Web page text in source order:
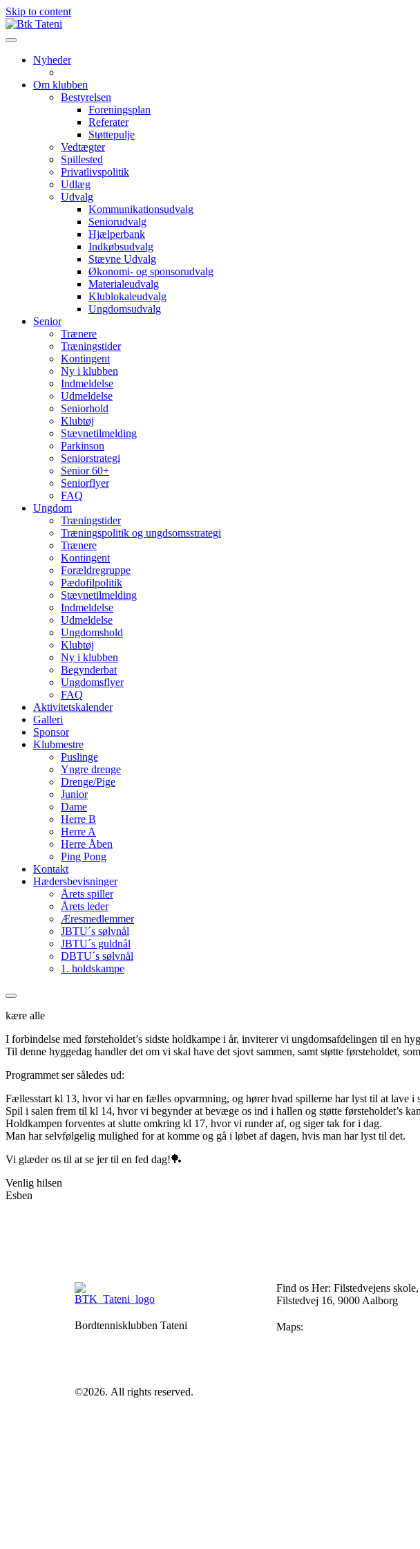
Skip to content
Nyheder
Om klubben
Bestyrelsen
Foreningsplan
Referater
Støttepulje
Vedtægter
Spillested
Privatlivspolitik
Udlæg
Udvalg
Kommunikationsudvalg
Seniorudvalg
Hjælperbank
Indkøbsudvalg
Stævne Udvalg
Økonomi- og sponsorudvalg
Materialeudvalg
Klublokaleudvalg
Ungdomsudvalg
Senior
Trænere
Træningstider
Kontingent
Ny i klubben
Indmeldelse
Udmeldelse
Seniorhold
Klubtøj
Stævnetilmelding
Parkinson
Seniorstrategi
Senior 60+
Seniorflyer
FAQ
Ungdom
Træningstider
Træningspolitik og ungdsomsstrategi
Trænere
Kontingent
Forældregruppe
Pædofilpolitik
Stævnetilmelding
Indmeldelse
Udmeldelse
Ungdomshold
Klubtøj
Ny i klubben
Begynderbat
Ungdomsflyer
FAQ
Aktivitetskalender
Galleri
Sponsor
Klubmestre
Puslinge
Yngre drenge
Drenge/Pige
Junior
Dame
Herre B
Herre A
Herre Åben
Ping Pong
Kontakt
Hædersbevisninger
Årets spiller
Årets leder
Æresmedlemmer
JBTU´s sølvnål
JBTU´s guldnål
DBTU´s sølvnål
1. holdskampe
kære alle
I forbindelse med førsteholdet’s sidste holdkampe i år, inviterer vi ungdomsafdelingen til en
Til denne hyggedag handler det om vi skal have det sjovt sammen, samt støtte førsteholdet,
Programmet ser således ud:
Fællesstart kl 13, hvor vi har en fælles opvarmning, og hører hvad spillerne har lyst til at lave i
Spil i salen frem til kl 14, hvor vi begynder at bevæge os ind i hallen og støtte førsteholdet’s
Holdkampen forventes at slutte omkring kl 17, hvor vi runder af, og siger tak for i dag.
Man har selvfølgelig mulighed for at komme og gå i løbet af dagen, hvis man har lyst til det.
Vi glæder os til at se jer til en fed dag!🏓
Venlig hilsen
Esben
Bordtennisklubben Tateni
Find os Her: Filstedvejens skole,
Filstedvej 16, 9000 Aalborg
Maps:
©2026. All rights reserved.